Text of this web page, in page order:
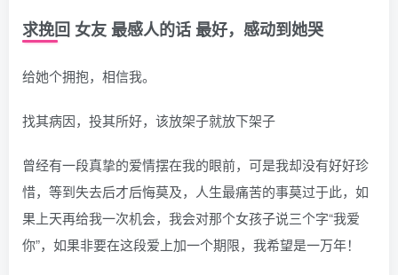
求挽回 女友 最感人的话 最好，感动到她哭
给她个拥抱，相信我。
找其病因，投其所好，该放架子就放下架子
曾经有一段真挚的爱情摆在我的眼前，可是我却没有好好珍
惜，等到失去后才后悔莫及，人生最痛苦的事莫过于此，如
果上天再给我一次机会，我会对那个女孩子说三个字“我爱
你”，如果非要在这段爱上加一个期限，我希望是一万年！